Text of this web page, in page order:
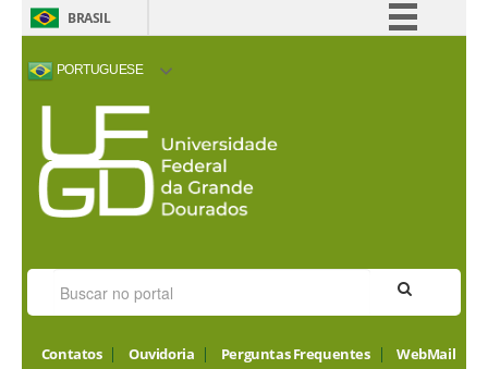
BRASIL
PORTUGUESE
ACESSIBILIDADE ALTO CONTRASTE
VISITORS
Contatos Ouvidoria Perguntas Frequentes WebMail